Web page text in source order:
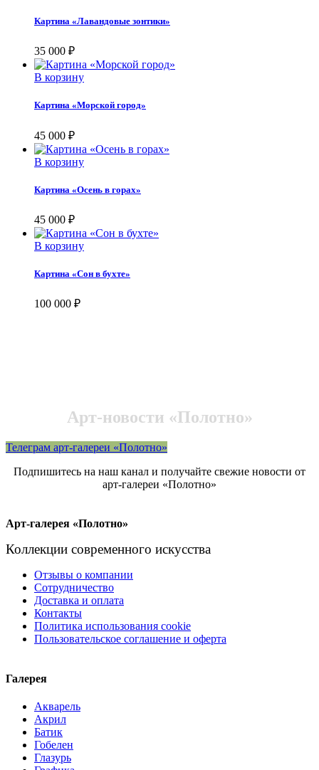
Картина «Лавандовые зонтики»
35 000 ₽
В корзину
Картина «Морской город»
45 000 ₽
В корзину
Картина «Осень в горах»
45 000 ₽
В корзину
Картина «Сон в бухте»
100 000 ₽
Арт-новости «Полотно»
Телеграм арт-галереи «Полотно»
Подпишитесь на наш канал и получайте свежие новости от
арт-галереи «Полотно»
Арт-галерея «Полотно»
Коллекции современного искусства
Отзывы о компании
Сотрудничество
Доставка и оплата
Контакты
Политика использования cookie
Пользовательское соглашение и оферта
Галерея
Акварель
Акрил
Батик
Гобелен
Глазурь